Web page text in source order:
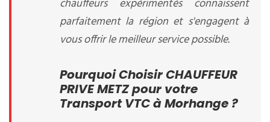
chauffeurs expérimentés connaissent
parfaitement la région et s'engagent à
vous offrir le meilleur service possible.
Pourquoi Choisir CHAUFFEUR
PRIVE METZ pour votre
Transport VTC à Morhange ?